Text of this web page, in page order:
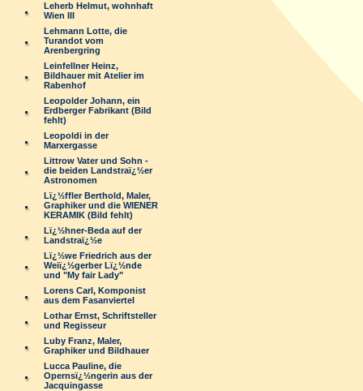
Leherb Helmut, wohnhaft
Wien III
Lehmann Lotte, die
Turandot vom
Arenbergring
Leinfellner Heinz,
Bildhauer mit Atelier im
Rabenhof
Leopolder Johann, ein
Erdberger Fabrikant (Bild
fehlt)
Leopoldi in der
Marxergasse
Littrow Vater und Sohn -
die beiden Landstraï¿½er
Astronomen
Lï¿½ffler Berthold, Maler,
Graphiker und die WIENER
KERAMIK (Bild fehlt)
Lï¿½hner-Beda auf der
Landstraï¿½e
Lï¿½we Friedrich aus der
Weiï¿½gerber Lï¿½nde
und "My fair Lady"
Lorens Carl, Komponist
aus dem Fasanviertel
Lothar Ernst, Schriftsteller
und Regisseur
Luby Franz, Maler,
Graphiker und Bildhauer
Lucca Pauline, die
Opernsï¿½ngerin aus der
Jacquingasse